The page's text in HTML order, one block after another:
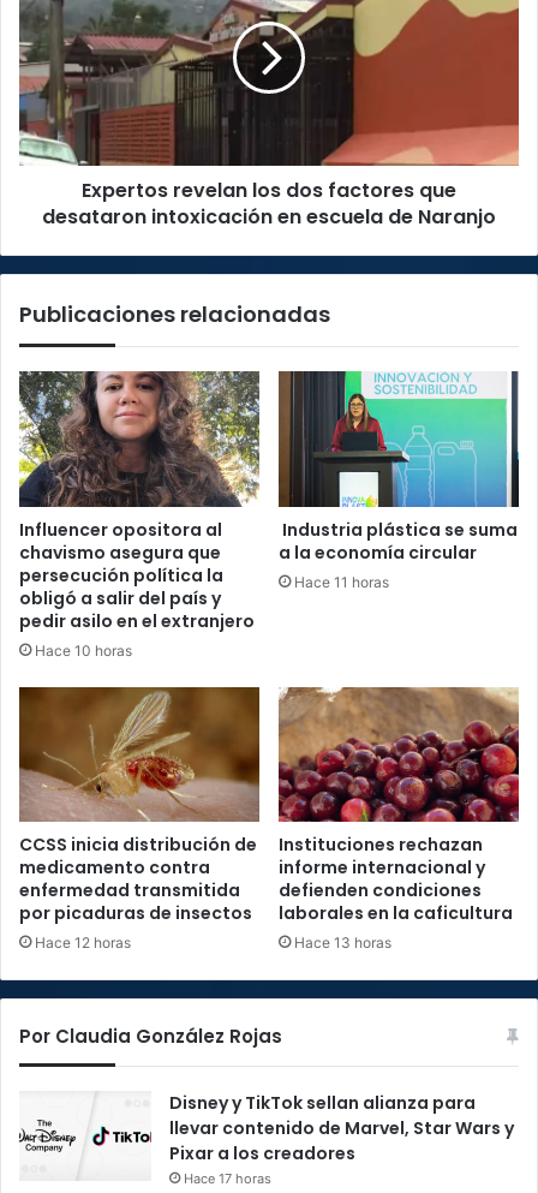
OIJ
los
dos
factores
que
desataron
intoxicación
en
Expertos revelan los dos factores que
desataron intoxicación en escuela de Naranjo
Publicaciones relacionadas
Influencer opositora al
chavismo asegura que
persecución política la
obligó a salir del país y
pedir asilo en el extranjero
Hace 10 horas
Industria plástica se suma
a la economía circular
Hace 11 horas
CCSS inicia distribución de
medicamento contra
enfermedad transmitida
por picaduras de insectos
Hace 12 horas
Instituciones rechazan
informe internacional y
defienden condiciones
laborales en la caficultura
Hace 13 horas
Por Claudia González Rojas
Disney y TikTok sellan alianza para
llevar contenido de Marvel, Star Wars y
Pixar a los creadores
Hace 17 horas